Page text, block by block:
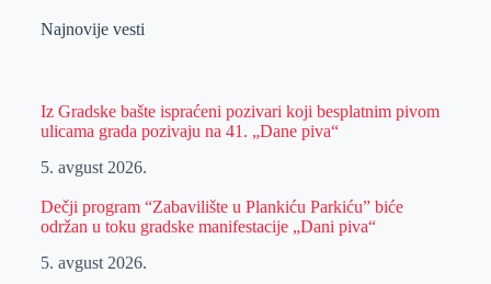
Najnovije vesti
Iz Gradske bašte ispraćeni pozivari koji besplatnim pivom
ulicama grada pozivaju na 41. „Dane piva“
5. avgust 2026.
Dečji program “Zabavilište u Plankiću Parkiću” biće
održan u toku gradske manifestacije „Dani piva“
5. avgust 2026.